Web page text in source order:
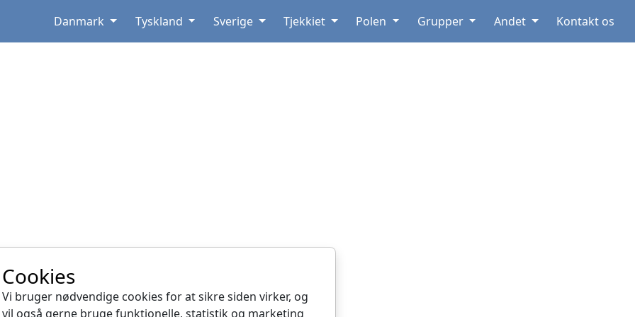
Cookies
Vi bruger nødvendige cookies for at sikre siden virker, og
vil også gerne bruge funktionelle, statistik og marketing
Danmark Tyskland Sverige Tjekkiet Polen Grupper Andet Kontakt os